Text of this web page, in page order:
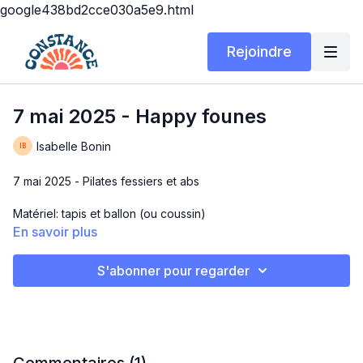
google438bd2cce030a5e9.html
Rejoindre
7 mai 2025 - Happy founes
Isabelle Bonin
7 mai 2025 - Pilates fessiers et abs
Matériel: tapis et ballon (ou coussin)
HAPPY FOUNES 🍑
Circuit de 14 min
En savoir plus
S'abonner pour regarder